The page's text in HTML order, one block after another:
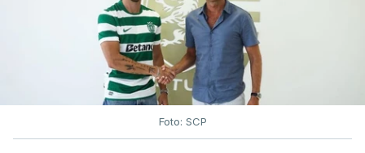
Foto: SCP